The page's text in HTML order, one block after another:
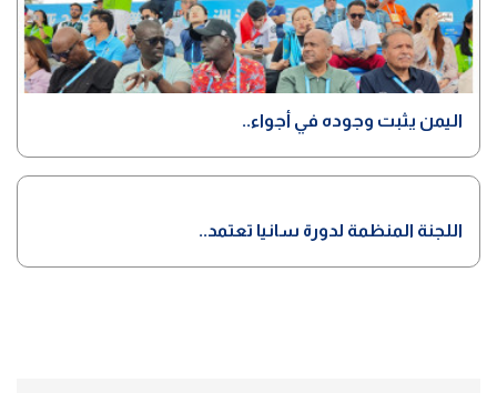
اليمن يثبت وجوده في أجواء..
اللجنة المنظمة لدورة سانيا تعتمد..